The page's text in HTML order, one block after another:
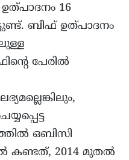
16
ബീഫ് ഉത്പാദനം
പേരിൽ
ഒബിസി
കണ്ടത്, 2014 മുതൽ